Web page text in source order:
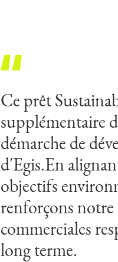
Ce prêt
supplémentaire
démarche de
d'Egis.En
objectifs
renforçons notre
commerciales
long terme.